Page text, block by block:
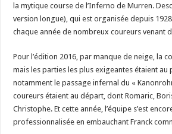
la mytique course de l’Inferno de Murren.
version longue), qui est organisée depuis
chaque année de nombreux coureurs venant
Pour l’édition 2016, par manque de neige, la
mais les parties les plus exigeantes étaient au
notamment le passage infernal du «
coureurs étaient au départ, dont Romaric,
Christophe. Et cette année, l’équipe s’est
professionnalisée en embauchant Franck